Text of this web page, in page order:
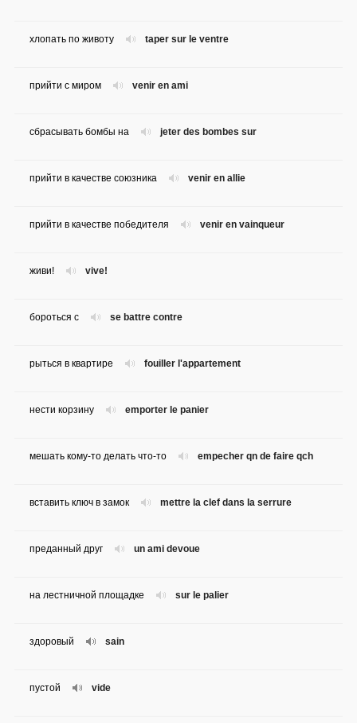
taper sur le ventre
хлопать по животу
venir en ami
прийти с миром
jeter des bombes sur
сбрасывать бомбы на
venir en allie
прийти в качестве союзника
venir en vainqueur
прийти в качестве победителя
vive!
живи!
se battre contre
бороться с
fouiller l'appartement
рыться в квартире
emporter le panier
нести корзину
empecher qn de faire qch
мешать кому-то делать что-то
mettre la clef dans la serrure
вставить ключ в замок
un ami devoue
преданный друг
sur le palier
на лестничной площадке
sain
здоровый
vide
пустой